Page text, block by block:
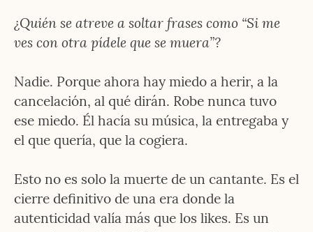
¿Quién se atreve a soltar frases como “Si me
ves con otra pídele que se muera”?
Nadie. Porque ahora hay miedo a herir, a la
cancelación, al qué dirán. Robe nunca tuvo
ese miedo. Él hacía su música, la entregaba y
el que quería, que la cogiera.
Esto no es solo la muerte de un cantante. Es el
cierre definitivo de una era donde la
autenticidad valía más que los likes. Es un